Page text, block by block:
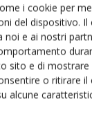
i cookie per
del dispositivo.
e ai nostri
sito e di mostrare
o ritirare il
alcune